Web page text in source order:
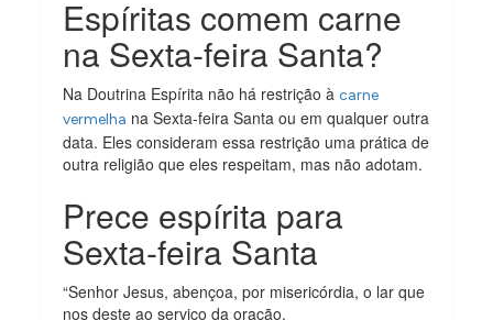
Espíritas comem carne
na Sexta-feira Santa?
Na Doutrina Espírita não há restrição àcarne
vermelha na Sexta-feira Santa ou em qualquer outra
data. Eles consideram essa restrição uma prática de
outra religião que eles respeitam, mas não adotam.
Prece espírita para
Sexta-feira Santa
“Senhor Jesus, abençoa, por misericórdia, o lar que
nos deste ao serviço da oração.